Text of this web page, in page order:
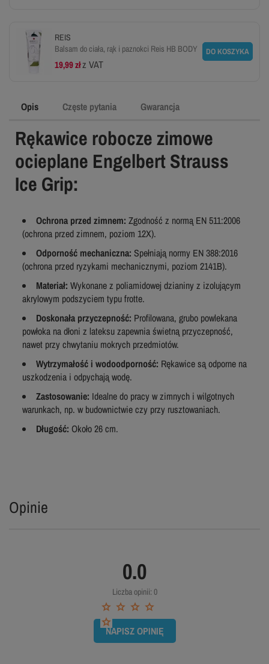
REIS
Balsam do ciała, rąk i paznokci Reis HB BODY
19,99 złz VAT
DO KOSZYKA
Opis Częste pytania Gwarancja
Rękawice robocze zimowe
ocieplane Engelbert Strauss
Ice Grip:
Ochrona przed zimnem: Zgodność z normą EN 511:2006
(ochrona przed zimnem, poziom 12X).
Odporność mechaniczna: Spełniają normy EN 388:2016
(ochrona przed ryzykami mechanicznymi, poziom 2141B).
Materiał: Wykonane z poliamidowej dzianiny z izolującym
akrylowym podszyciem typu frotte.
Doskonała przyczepność: Profilowana, grubo powlekana
powłoka na dłoni z lateksu zapewnia świetną przyczepność,
nawet przy chwytaniu mokrych przedmiotów.
Wytrzymałość i wodoodporność: Rękawice są odporne na
uszkodzenia i odpychają wodę.
Zastosowanie: Idealne do pracy w zimnych i wilgotnych
warunkach, np. w budownictwie czy przy rusztowaniach.
Długość: Około 26 cm.
Opinie
0.0
Liczba opinii: 0
NAPISZ OPINIĘ